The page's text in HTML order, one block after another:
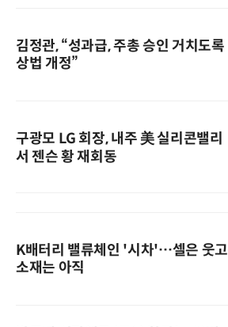
김정관, “성과급, 주총 승인 거치도록
상법 개정”
구광모 LG 회장, 내주 美 실리콘밸리
서 젠슨 황 재회동
K배터리 밸류체인 '시차'…셀은 웃고
소재는 아직